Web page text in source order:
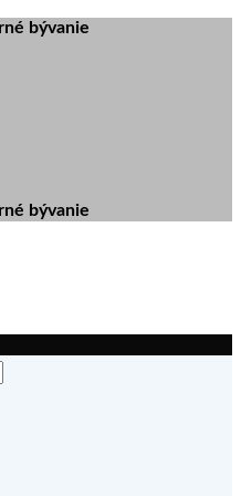
bývanie
bývanie